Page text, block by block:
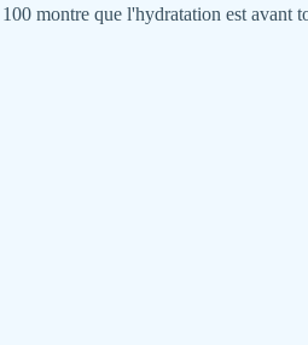
montre que l'hydratation est avant